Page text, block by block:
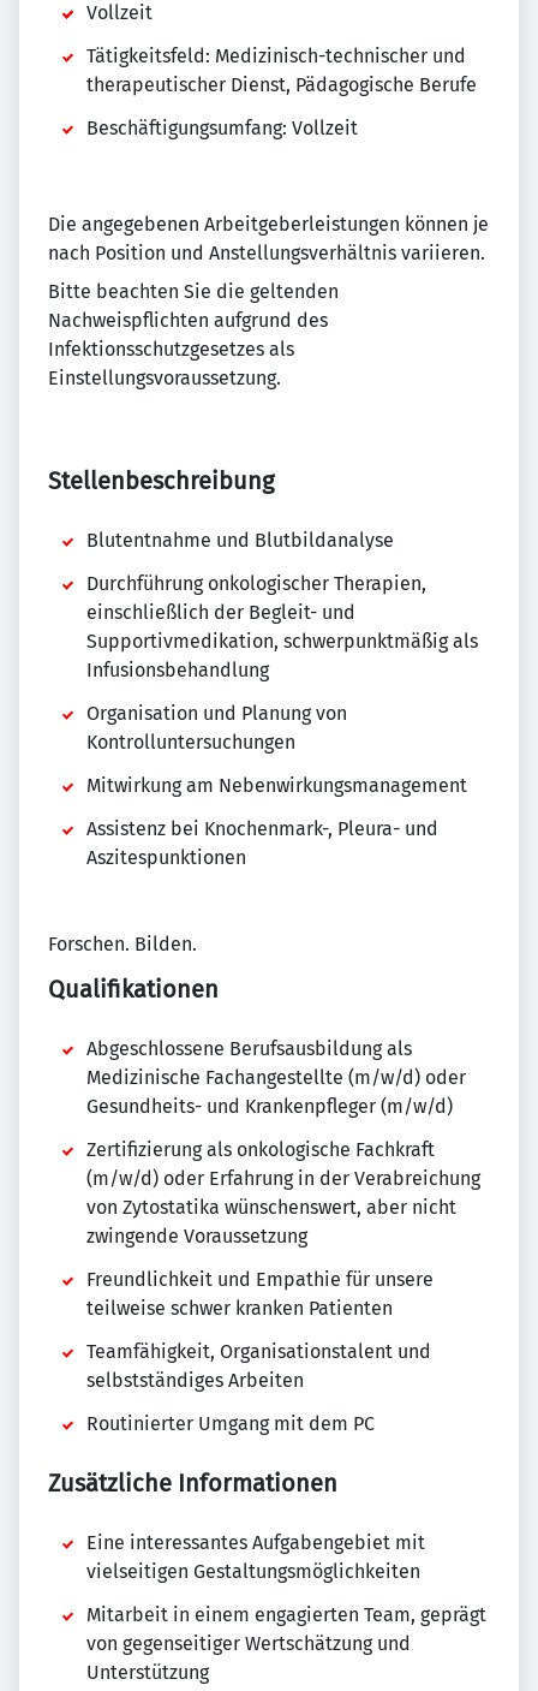
Vollzeit
Tätigkeitsfeld: Medizinisch-technischer und
therapeutischer Dienst, Pädagogische Berufe
Beschäftigungsumfang: Vollzeit
Die angegebenen Arbeitgeberleistungen können je
nach Position und Anstellungsverhältnis variieren.
Bitte beachten Sie die geltenden
Nachweispflichten aufgrund des
Infektionsschutzgesetzes als
Einstellungsvoraussetzung.
Stellenbeschreibung
Blutentnahme und Blutbildanalyse
Durchführung onkologischer Therapien,
einschließlich der Begleit- und
Supportivmedikation, schwerpunktmäßig als
Infusionsbehandlung
Organisation und Planung von
Kontrolluntersuchungen
Mitwirkung am Nebenwirkungsmanagement
Assistenz bei Knochenmark-, Pleura- und
Aszitespunktionen
Forschen. Bilden.
Qualifikationen
Abgeschlossene Berufsausbildung als
Medizinische Fachangestellte (m/w/d) oder
Gesundheits- und Krankenpfleger (m/w/d)
Zertifizierung als onkologische Fachkraft
(m/w/d) oder Erfahrung in der Verabreichung
von Zytostatika wünschenswert, aber nicht
zwingende Voraussetzung
Freundlichkeit und Empathie für unsere
teilweise schwer kranken Patienten
Teamfähigkeit, Organisationstalent und
selbstständiges Arbeiten
Routinierter Umgang mit dem PC
Zusätzliche Informationen
Eine interessantes Aufgabengebiet mit
vielseitigen Gestaltungsmöglichkeiten
Mitarbeit in einem engagierten Team, geprägt
von gegenseitiger Wertschätzung und
Unterstützung